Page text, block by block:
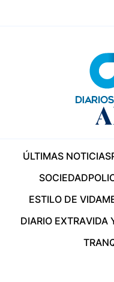
ÚLTIMAS NOTICIAS
SOCIEDAD
ESTILO DE VIDA
DIARIO EXTRAVIDA